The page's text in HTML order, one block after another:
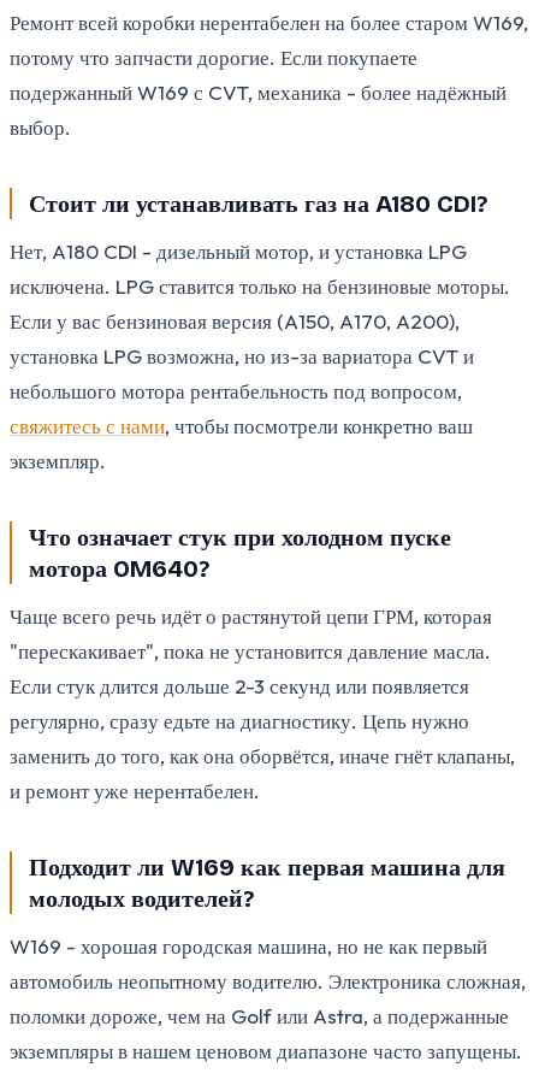
Ремонт всей коробки нерентабелен на более старом W169,
потому что запчасти дорогие. Если покупаете
подержанный W169 с CVT, механика - более надёжный
выбор.
Стоит ли устанавливать газ на A180 CDI?
Нет, A180 CDI - дизельный мотор, и установка LPG
исключена. LPG ставится только на бензиновые моторы.
Если у вас бензиновая версия (A150, A170, A200),
установка LPG возможна, но из-за вариатора CVT и
небольшого мотора рентабельность под вопросом,
свяжитесь с нами, чтобы посмотрели конкретно ваш
экземпляр.
Что означает стук при холодном пуске
мотора OM640?
Чаще всего речь идёт о растянутой цепи ГРМ, которая
"перескакивает", пока не установится давление масла.
Если стук длится дольше 2-3 секунд или появляется
регулярно, сразу едьте на диагностику. Цепь нужно
заменить до того, как она оборвётся, иначе гнёт клапаны,
и ремонт уже нерентабелен.
Подходит ли W169 как первая машина для
молодых водителей?
W169 - хорошая городская машина, но не как первый
автомобиль неопытному водителю. Электроника сложная,
поломки дороже, чем на Golf или Astra, а подержанные
экземпляры в нашем ценовом диапазоне часто запущены.